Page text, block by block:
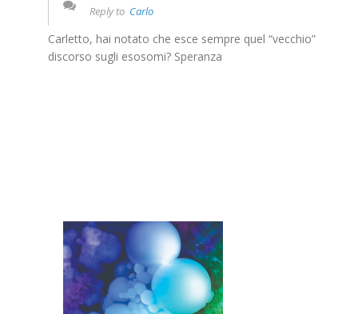
Reply to Carlo
Carletto, hai notato che esce sempre quel “vecchio”
discorso sugli esosomi? Speranza